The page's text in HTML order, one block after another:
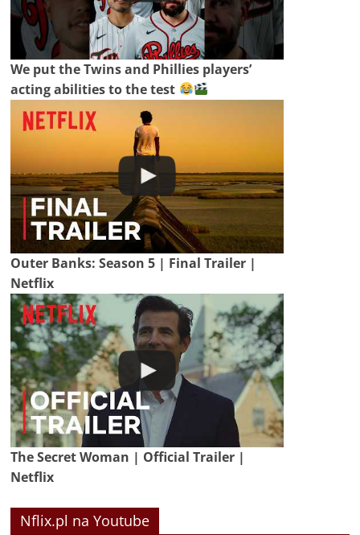
We put the Twins and Phillies players’
acting abilities to the test
Outer Banks: Season 5 | Final Trailer |
Netflix
The Secret Woman | Official Trailer |
Netflix
Nflix.pl na Youtube